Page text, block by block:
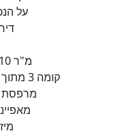
על
110 מ"ר
קומה 3 מתוך 6
1 מרפסת